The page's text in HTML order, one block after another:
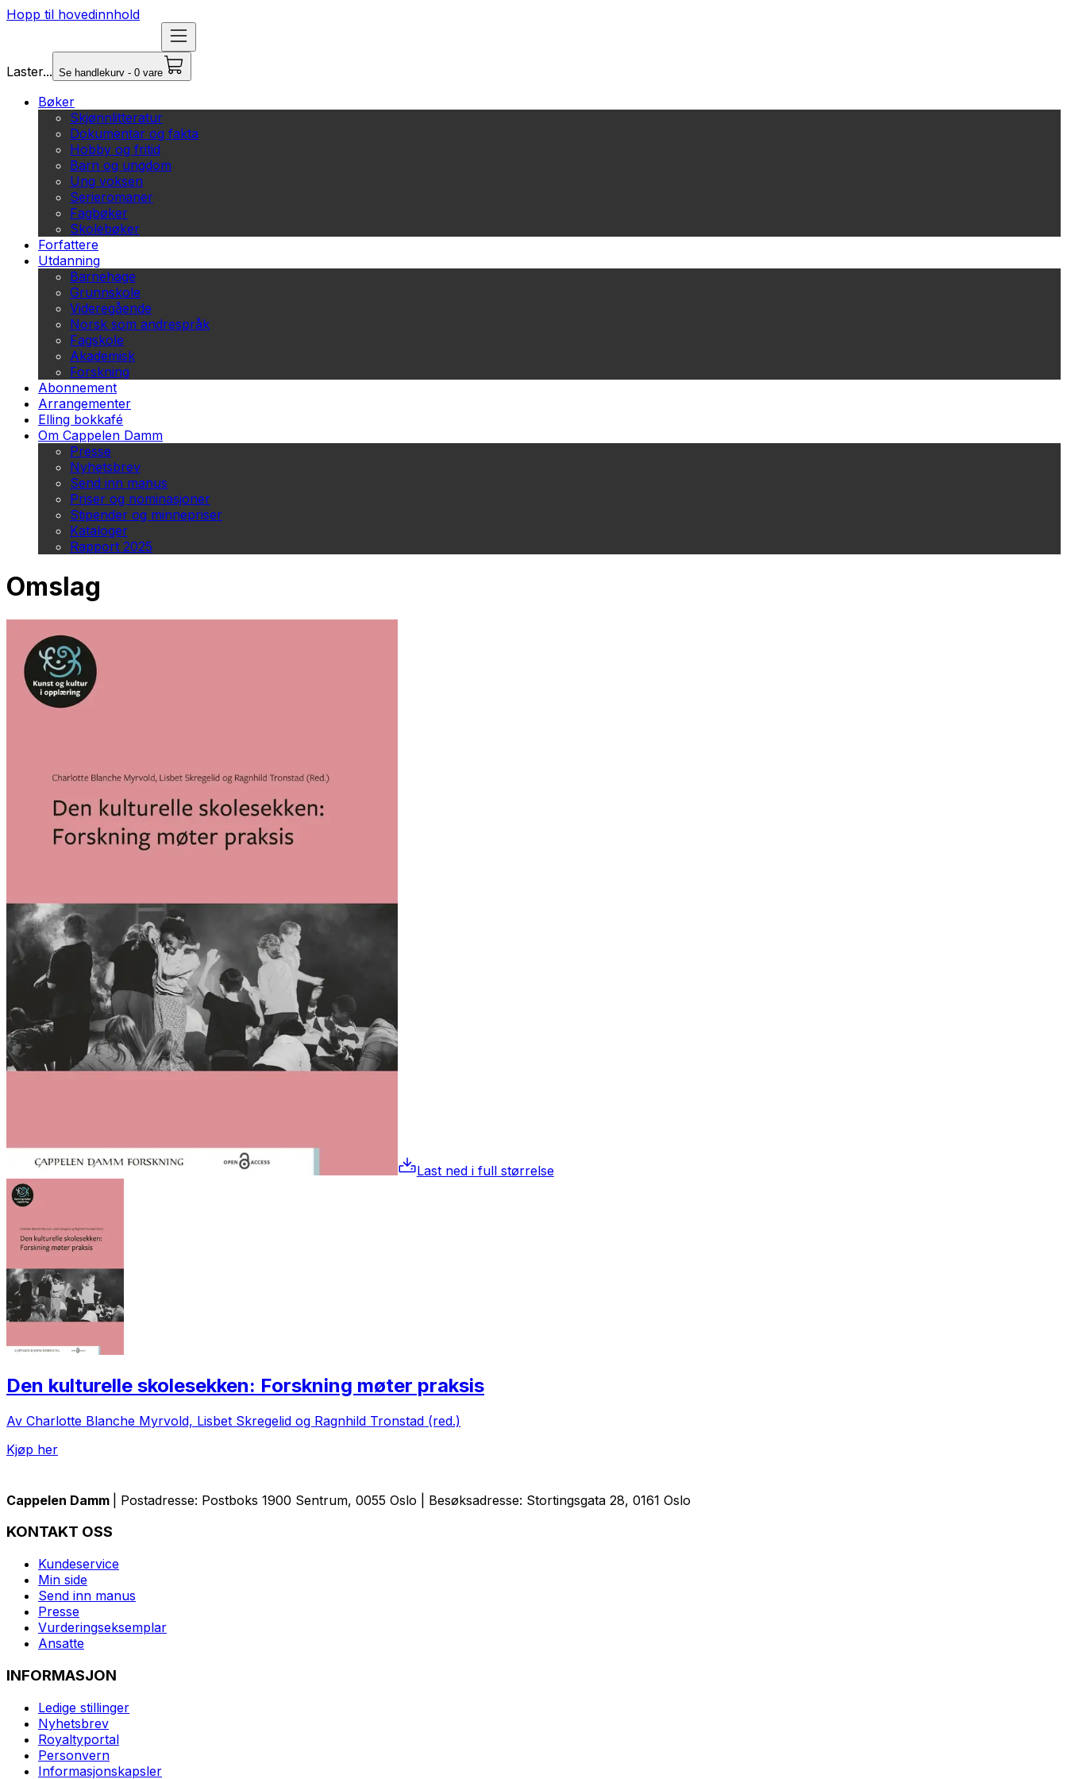
Hopp til hovedinnhold
Laster... Se handlekurv - 0 vare
Bøker
Skjønnlitteratur
Dokumentar og fakta
Hobby og fritid
Barn og ungdom
Ung voksen
Serieromaner
Fagbøker
Skolebøker
Forfattere
Utdanning
Barnehage
Grunnskole
Videregående
Norsk som andrespråk
Fagskole
Akademisk
Forskning
Abonnement
Arrangementer
Elling bokkafé
Om Cappelen Damm
Presse
Nyhetsbrev
Send inn manus
Priser og nominasjoner
Stipender og minnepriser
Kataloger
Rapport 2025
Omslag
Last ned i full størrelse
Den kulturelle skolesekken: Forskning møter praksis
Av Charlotte Blanche Myrvold, Lisbet Skregelid og Ragnhild Tronstad (red.)
Kjøp her
Cappelen Damm | Postadresse: Postboks 1900 Sentrum, 0055 Oslo | Besøksadresse: Stortingsgata 28, 0161 Oslo
KONTAKT OSS
Kundeservice
Min side
Send inn manus
Presse
Vurderingseksemplar
Ansatte
INFORMASJON
Ledige stillinger
Nyhetsbrev
Royaltyportal
Personvern
Informasjonskapsler